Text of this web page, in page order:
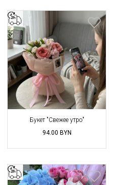
Букет "Свежее утро"
94.00 BYN